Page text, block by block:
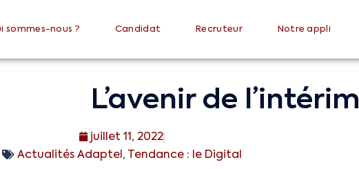
sommes-nous ? Candidat Recruteur Notre appli
L’avenir de l’intérim
juillet 11, 2022
Actualités Adaptel , Tendance : le Digital